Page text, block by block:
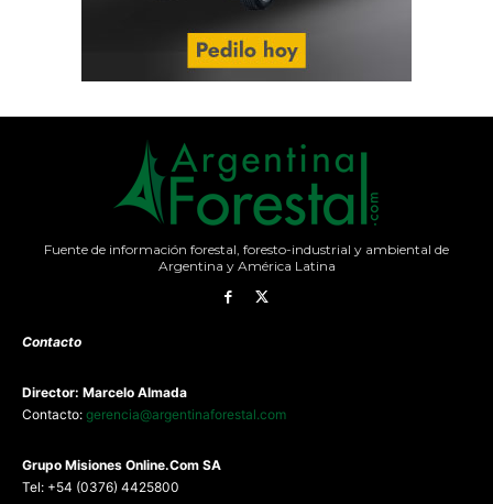
Fuente de información forestal, foresto-industrial y ambiental de
Argentina y América Latina
Contacto
Director: Marcelo Almada
Contacto: gerencia@argentinaforestal.com
Grupo Misiones Online.Com SA
Tel: +54 (0376) 4425800